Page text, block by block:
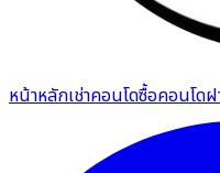
หน้าหลักเช่าคอนโดซื้อคอนโด